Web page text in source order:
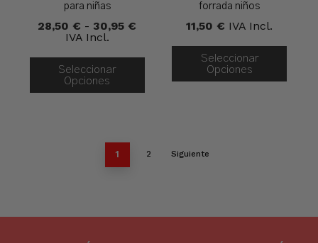
para niñas
28,50 € - 30,95 €Rango
Precios:
Desde
30,95 €
IVA Incl.
Seleccionar
Opciones
forrada niños
11,50 € IVA Incl.
Seleccionar
Opciones
1 2 Siguiente